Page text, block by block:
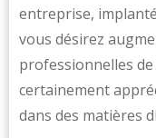
entreprise,
vous désirez
professionnelles
certainement
dans des matières